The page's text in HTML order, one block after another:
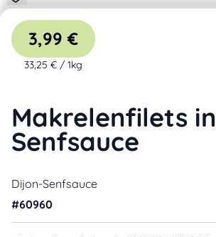
Makrelenfilets in
Senfsauce
Dijon-Senfsauce
#60960
3,99 €
33,25 € / 1kg